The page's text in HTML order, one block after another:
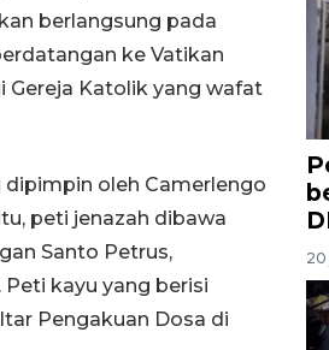
berlangsung pada
ke Vatikan
Katolik yang wafat
oleh Camerlengo
peti jenazah dibawa
Santo Petrus,
kayu yang berisi
Pengakuan Dosa di
20